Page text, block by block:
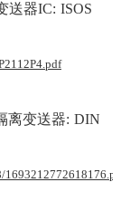
送器IC: ISOS
离变送器: DIN